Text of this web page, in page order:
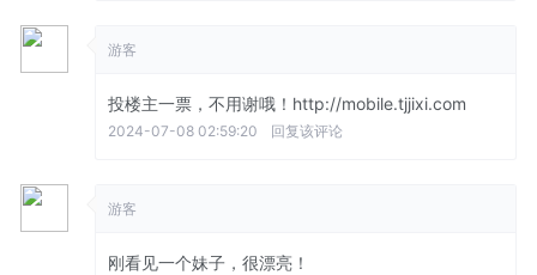
游客
投楼主一票，不用谢哦！http://mobile.tjjixi.com
2024-07-08 02:59:20 回复该评论
游客
刚看见一个妹子，很漂亮！